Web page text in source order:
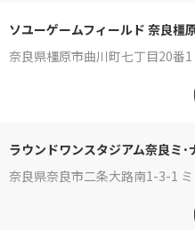
ソユーゲームフィールド 奈良橿
奈良県橿原市曲川町七丁目20
ラウンドワンスタジアム奈良ミ･
奈良県奈良市二条大路南1-3-1